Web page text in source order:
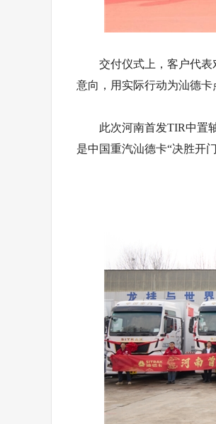
交付仪式上，客户代
意向，用实际行动为汕德卡
此次河南首发TIR中置
是中国重汽汕德卡“决胜开